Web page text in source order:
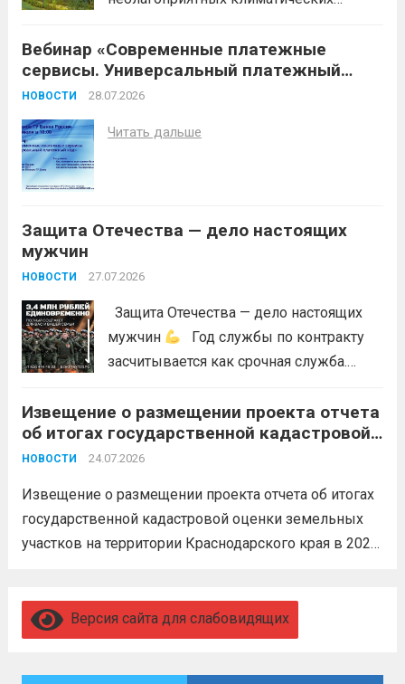
воздуха, отсутствие осадков,
порывистый ветер), в целях
недопущения ухудшения лесопожарной
возникновений чрезвычайных
Вебинар «Современные платежные
сервисы. Универсальный платежный
код»
НОВОСТИ 28.07.2026
Читать дальше
Защита Отечества — дело настоящих
мужчин
НОВОСТИ 27.07.2026
Защита Отечества — дело настоящих
мужчин
Год службы по контракту
засчитывается как срочная служба.
невозможен без вашего согласия,
увольнение по окончании срока
гарантировано. Регион предоставляет
бойцам множество мер поддержки:
3,4 млн рублей единовременно;...
Извещение о размещении проекта отчета
об итогах государственной кадастровой
оценки земельных участков на
году
НОВОСТИ 24.07.2026
Извещение о размещении проекта отчета об итогах
государственной кадастровой оценки земельных
участков на территории Краснодарского края в 2026
Версия сайта для слабовидящих